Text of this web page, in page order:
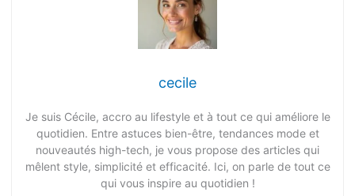
cecile
Je suis Cécile, accro au lifestyle et à tout ce qui améliore le
quotidien. Entre astuces bien-être, tendances mode et
nouveautés high-tech, je vous propose des articles qui
mêlent style, simplicité et efficacité. Ici, on parle de tout ce
qui vous inspire au quotidien !